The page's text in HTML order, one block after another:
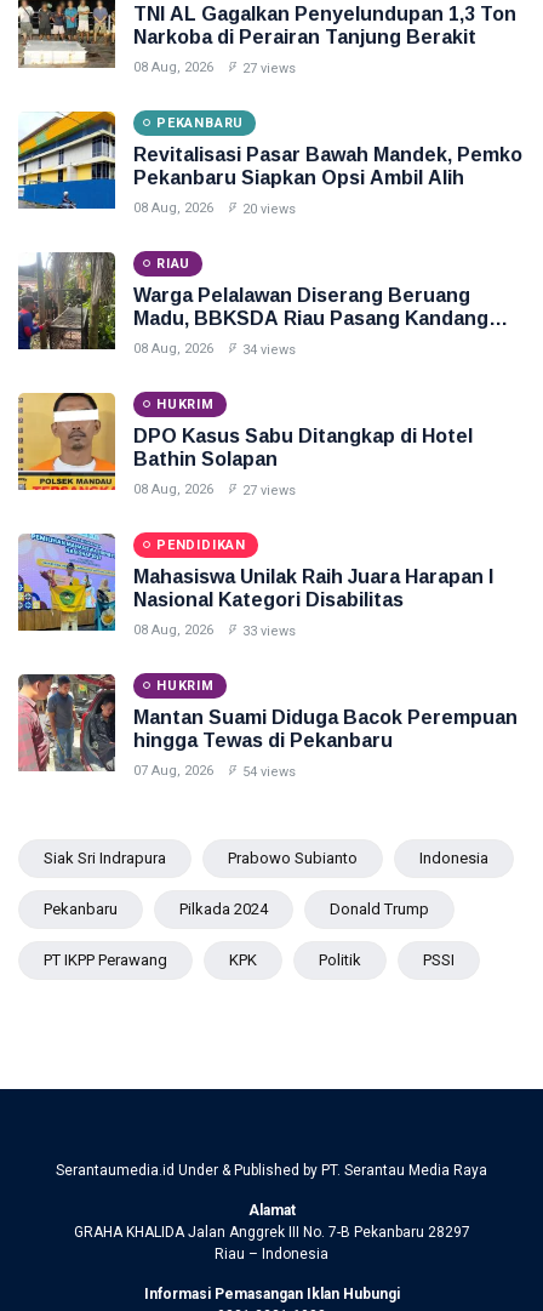
TNI AL Gagalkan Penyelundupan 1,3 Ton
Narkoba di Perairan Tanjung Berakit
08 Aug, 2026 27 views
PEKANBARU
Revitalisasi Pasar Bawah Mandek, Pemko
Pekanbaru Siapkan Opsi Ambil Alih
08 Aug, 2026 20 views
RIAU
Warga Pelalawan Diserang Beruang
Madu, BBKSDA Riau Pasang Kandang
Jebak
08 Aug, 2026 34 views
HUKRIM
DPO Kasus Sabu Ditangkap di Hotel
Bathin Solapan
08 Aug, 2026 27 views
PENDIDIKAN
Mahasiswa Unilak Raih Juara Harapan I
Nasional Kategori Disabilitas
08 Aug, 2026 33 views
HUKRIM
Mantan Suami Diduga Bacok Perempuan
hingga Tewas di Pekanbaru
07 Aug, 2026 54 views
Siak Sri Indrapura Prabowo Subianto Indonesia
Pekanbaru Pilkada 2024 Donald Trump
PT IKPP Perawang KPK Politik PSSI
Serantaumedia.id Under & Published by PT. Serantau Media Raya
Alamat
GRAHA KHALIDA Jalan Anggrek III No. 7-B Pekanbaru 28297
Riau – Indonesia
Informasi Pemasangan Iklan Hubungi